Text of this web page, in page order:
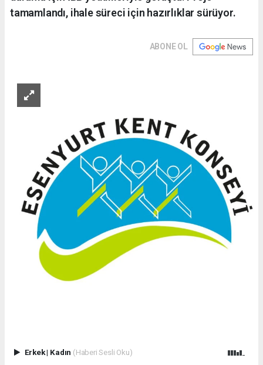
tamamlandı, ihale süreci için hazırlıklar sürüyor.
ABONE OL
Erkek| Kadın (Haberi Sesli Oku)